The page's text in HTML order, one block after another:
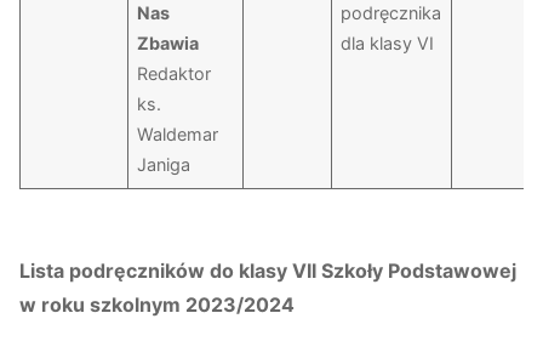
Nas
Zbawia
Redaktor
ks.
Waldemar
Janiga
podręcznika
dla klasy VI
Lista podręczników do klasy VII Szkoły Podstawowej
w roku szkolnym 2023/2024